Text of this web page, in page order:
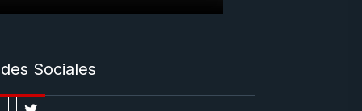
Sociales